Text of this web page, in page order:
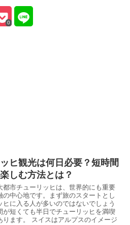
0
ヒ観光は何日必要？短時間
しむ方法とは？
都市チューリッヒは、世界的にも重要
の中心地です。まず旅のスタートとし
ヒに入る人が多いのではないでしょう
が短くても半日でチューリッヒを満喫
ります。 スイスはアルプスのイメージ